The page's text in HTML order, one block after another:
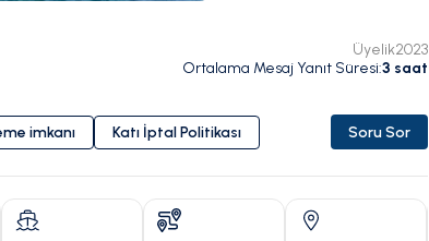
Üyelik2023
Ortalama Mesaj Yanıt Süresi:3 saat
imkanı Katı İptal Politikası Soru Sor